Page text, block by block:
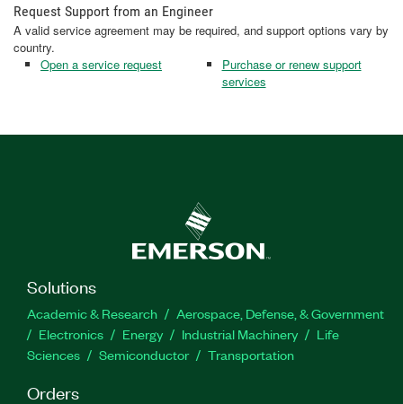
Request Support from an Engineer
A valid service agreement may be required, and support options vary by
country.
Open a service request
Purchase or renew support
services
Solutions
Academic & Research
Aerospace, Defense, & Government
Electronics
Energy Industrial Machinery
Life
Sciences
Semiconductor Transportation
Orders